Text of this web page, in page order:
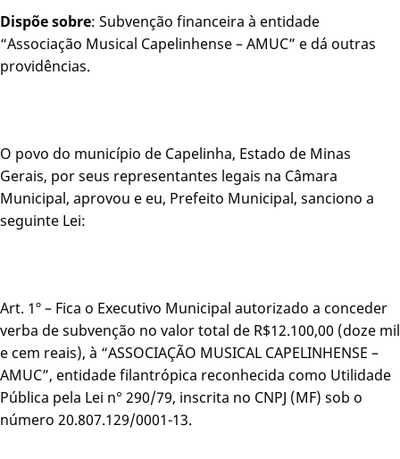
Dispõe sobre: Subvenção financeira à entidade
“Associação Musical Capelinhense – AMUC” e dá outras
providências.
O povo do município de Capelinha, Estado de Minas
Gerais, por seus representantes legais na Câmara
Municipal, aprovou e eu, Prefeito Municipal, sanciono a
seguinte Lei:
Art. 1º – Fica o Executivo Municipal autorizado a conceder
verba de subvenção no valor total de R$12.100,00 (doze mil
e cem reais), à “ASSOCIAÇÃO MUSICAL CAPELINHENSE –
AMUC”, entidade filantrópica reconhecida como Utilidade
Pública pela Lei n° 290/79, inscrita no CNPJ (MF) sob o
número 20.807.129/0001-13.